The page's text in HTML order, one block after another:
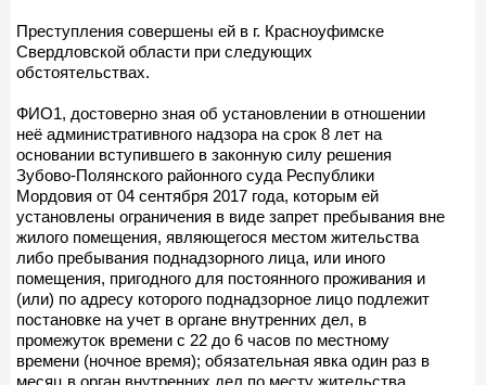
Преступления совершены ей в г. Красноуфимске
Свердловской области при следующих
обстоятельствах.
ФИО1, достоверно зная об установлении в отношении
неё административного надзора на срок 8 лет на
основании вступившего в законную силу решения
Зубово-Полянского районного суда Республики
Мордовия от 04 сентября 2017 года, которым ей
установлены ограничения в виде запрет пребывания вне
жилого помещения, являющегося местом жительства
либо пребывания поднадзорного лица, или иного
помещения, пригодного для постоянного проживания и
(или) по адресу которого поднадзорное лицо подлежит
постановке на учет в органе внутренних дел, в
промежуток времени с 22 до 6 часов по местному
времени (ночное время); обязательная явка один раз в
месяц в орган внутренних дел по месту жительства,